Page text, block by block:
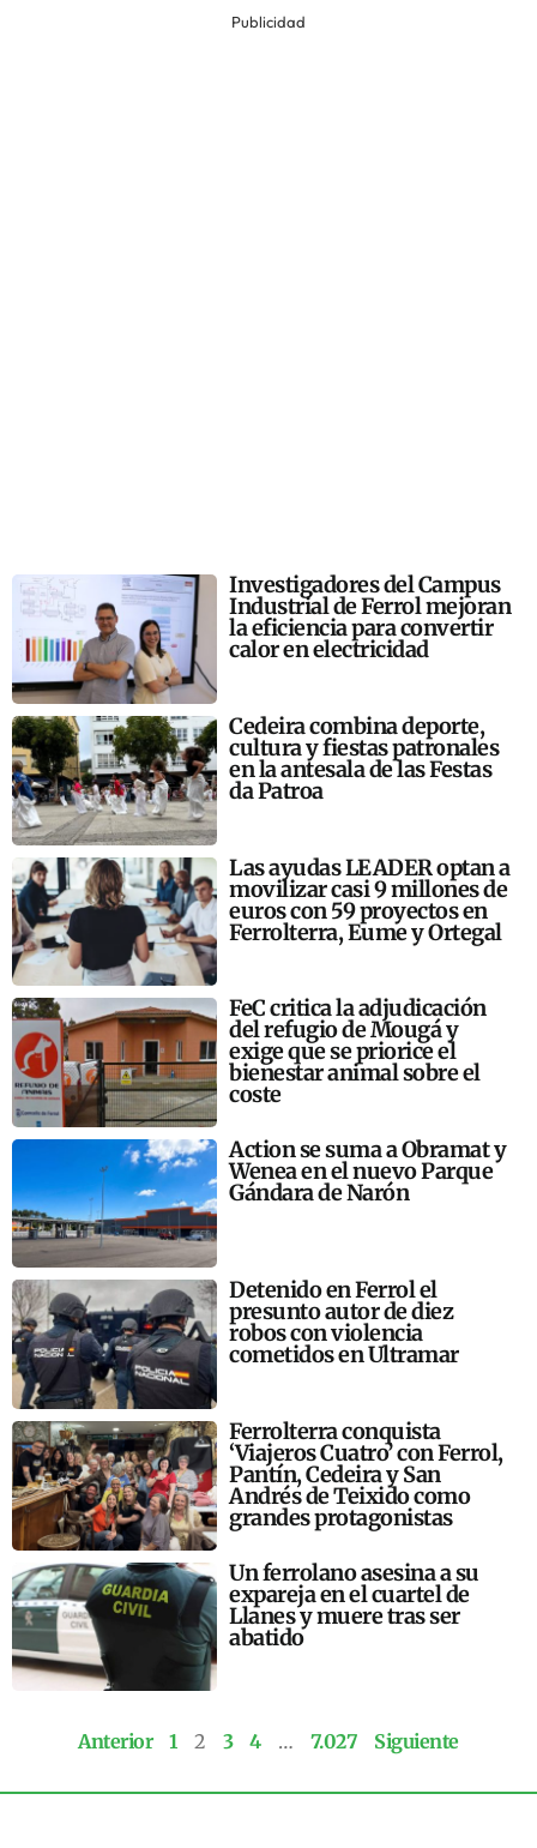
Publicidad
Investigadores del Campus
Industrial de Ferrol mejoran
la eficiencia para convertir
calor en electricidad
Cedeira combina deporte,
cultura y fiestas patronales
en la antesala de las Festas
da Patroa
Las ayudas LEADER optan a
movilizar casi 9 millones de
euros con 59 proyectos en
Ferrolterra, Eume y Ortegal
FeC critica la adjudicación
del refugio de Mougá y
exige que se priorice el
bienestar animal sobre el
coste
Action se suma a Obramat y
Wenea en el nuevo Parque
Gándara de Narón
Detenido en Ferrol el
presunto autor de diez
robos con violencia
cometidos en Ultramar
Ferrolterra conquista
‘Viajeros Cuatro’ con Ferrol,
Pantín, Cedeira y San
Andrés de Teixido como
grandes protagonistas
Un ferrolano asesina a su
expareja en el cuartel de
Llanes y muere tras ser
abatido
Anterior 1 2 3 4 … 7.027 Siguiente